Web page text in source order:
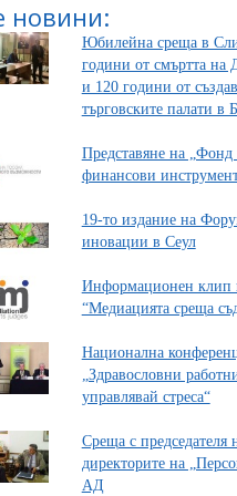
Юбилейна среща в
години от смъртта на
и 120 години от
търговските палати в
Представяне на
финансови
19-то издание на
иновации в Сеул
Информационен клип
“Медиацията среща
Национална
„Здравословни
управлявай стреса“
Среща с председателя
директорите на
АД